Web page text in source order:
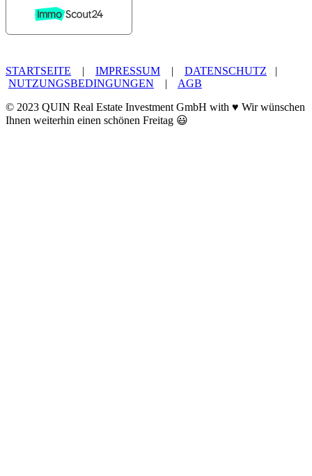
STARTSEITE | IMPRESSUM | DATENSCHUTZ |
NUTZUNGSBEDINGUNGEN | AGB
© 2023 QUIN Real Estate Investment GmbH with ♥ Wir wünschen
Ihnen weiterhin einen schönen Freitag 😃